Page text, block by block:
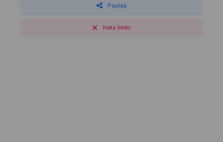
Paylaş
Hata bildir